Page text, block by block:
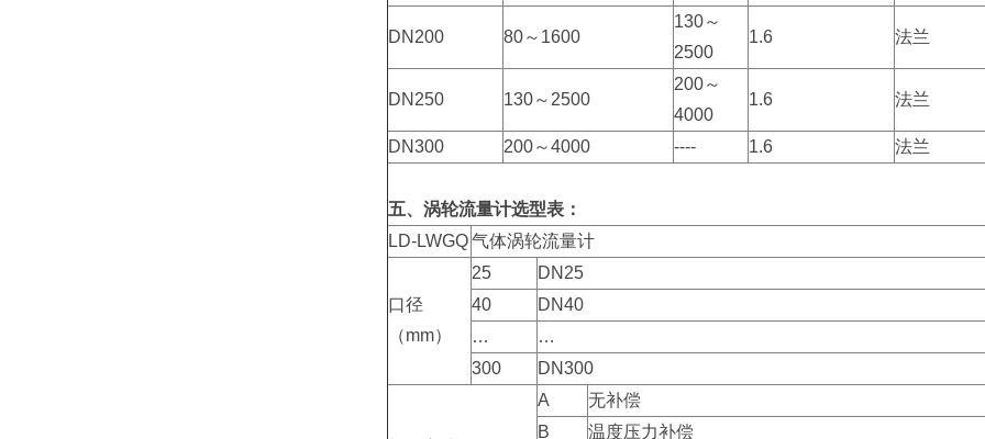
DN200 80～1600
130～
2500
1.6 法兰
DN250 130～2500
200～
4000
1.6 法兰
DN300 200～4000 ---- 1.6 法兰
五、涡轮流量计选型表：
LD-LWGQ气体涡轮流量计
口径
（mm）
25
DN25
40
DN40
…
…
300
DN300
A
无补偿
B
温度压力补偿